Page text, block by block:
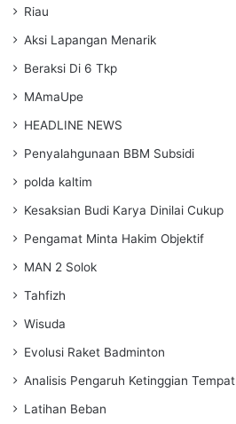
Riau
Aksi Lapangan Menarik
Beraksi Di 6 Tkp
MAmaUpe
HEADLINE NEWS
Penyalahgunaan BBM Subsidi
polda kaltim
Kesaksian Budi Karya Dinilai Cukup
Pengamat Minta Hakim Objektif
MAN 2 Solok
Tahfizh
Wisuda
Evolusi Raket Badminton
Analisis Pengaruh Ketinggian Tempat
Latihan Beban